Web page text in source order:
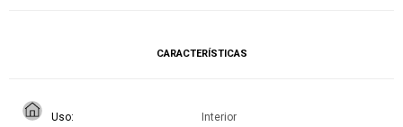
CARACTERÍSTICAS
Uso Interior